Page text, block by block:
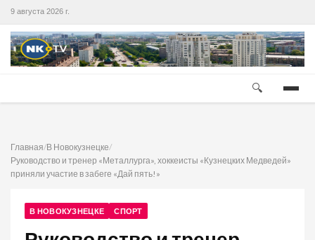
9 августа 2026 г.
🔍
Главная/В Новокузнецке/
Руководство и тренер «Металлурга», хоккеисты «Кузнецких Медведей»
приняли участие в забеге «Дай пять!»
В НОВОКУЗНЕЦКЕ СПОРТ